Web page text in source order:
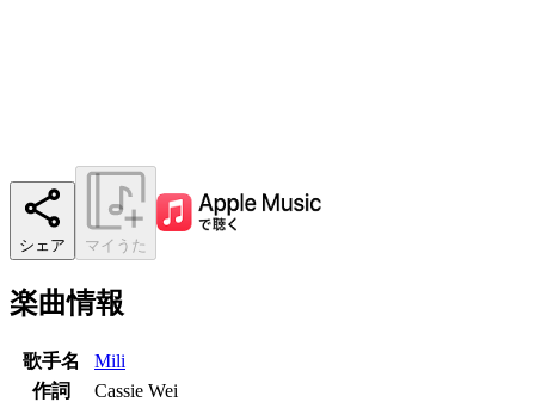
シェア マイうた
楽曲情報
歌手名
Mili
作詞
Cassie Wei